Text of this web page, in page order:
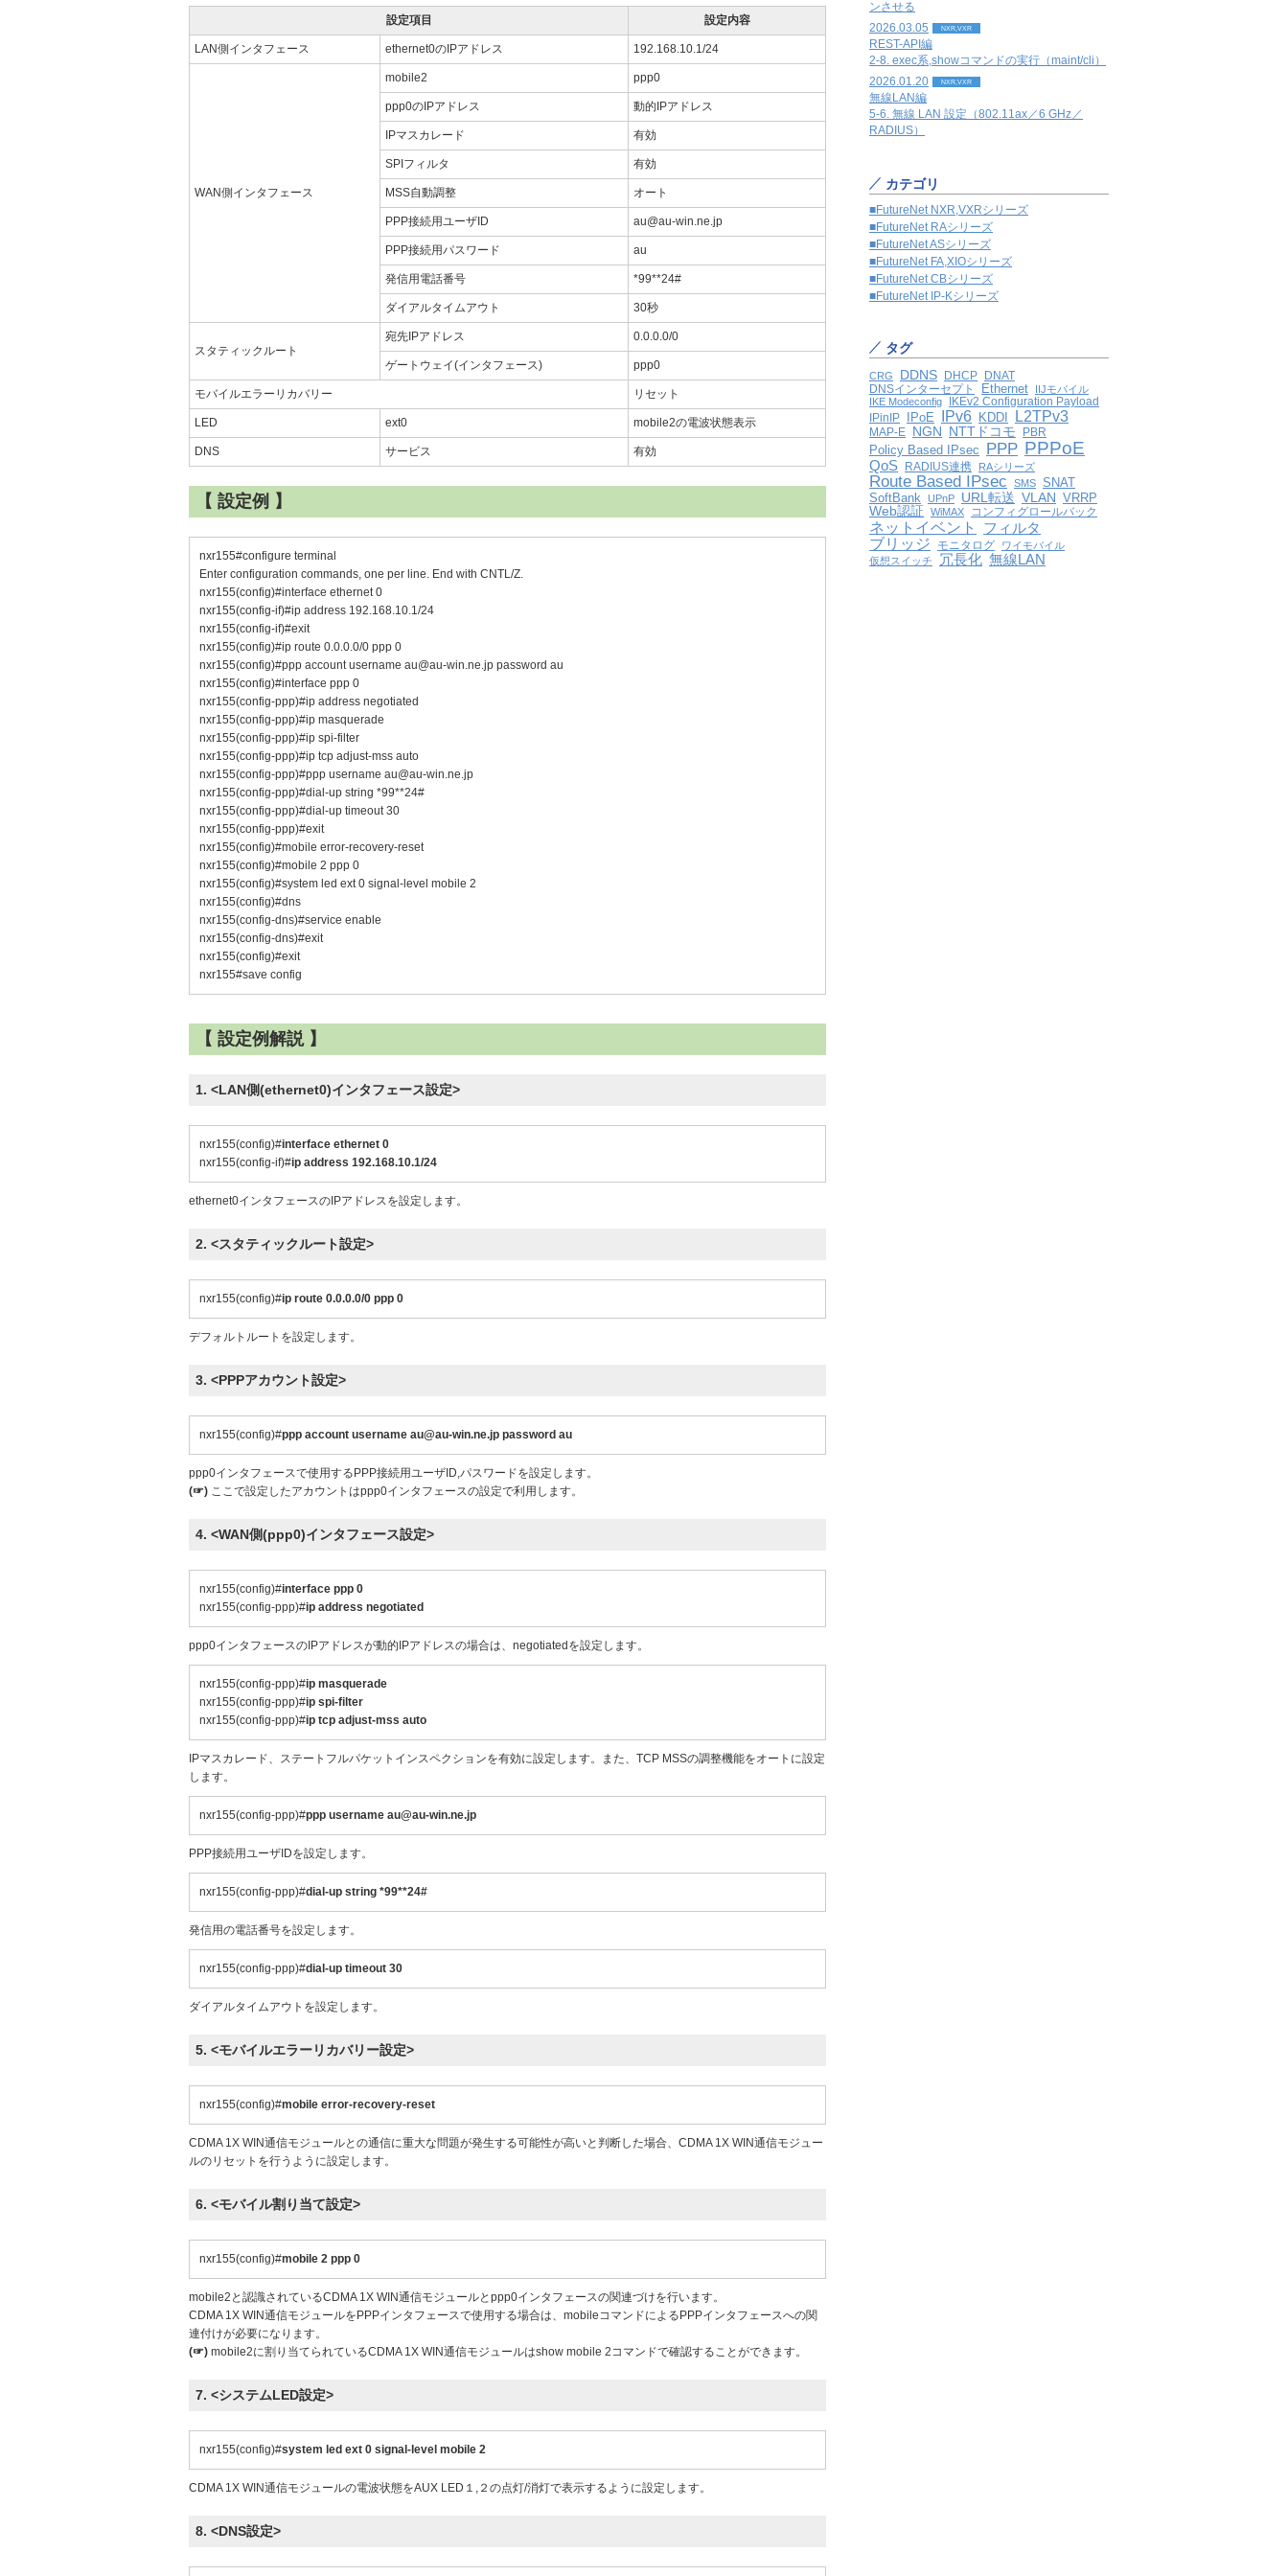
設定項目 設定内容
LAN側インタフェース ethernet0のIPアドレス 192.168.10.1/24
WAN側インタフェース
mobile2 ppp0
ppp0のIPアドレス 動的IPアドレス
IPマスカレード 有効
SPIフィルタ 有効
MSS自動調整 オート
PPP接続用ユーザID au@au-win.ne.jp
PPP接続用パスワード au
発信用電話番号 *99**24#
ダイアルタイムアウト 30秒
スタティックルート
宛先IPアドレス 0.0.0.0/0
ゲートウェイ(インタフェース) ppp0
モバイルエラーリカバリー リセット
LED ext0 mobile2の電波状態表示
DNS サービス 有効
【 設定例 】
nxr155#configure terminal
Enter configuration commands, one per line. End with CNTL/Z.
nxr155(config)#interface ethernet 0
nxr155(config-if)#ip address 192.168.10.1/24
nxr155(config-if)#exit
nxr155(config)#ip route 0.0.0.0/0 ppp 0
nxr155(config)#ppp account username au@au-win.ne.jp password au
nxr155(config)#interface ppp 0
nxr155(config-ppp)#ip address negotiated
nxr155(config-ppp)#ip masquerade
nxr155(config-ppp)#ip spi-filter
nxr155(config-ppp)#ip tcp adjust-mss auto
nxr155(config-ppp)#ppp username au@au-win.ne.jp
nxr155(config-ppp)#dial-up string *99**24#
nxr155(config-ppp)#dial-up timeout 30
nxr155(config-ppp)#exit
nxr155(config)#mobile error-recovery-reset
nxr155(config)#mobile 2 ppp 0
nxr155(config)#system led ext 0 signal-level mobile 2
nxr155(config)#dns
nxr155(config-dns)#service enable
nxr155(config-dns)#exit
nxr155(config)#exit
nxr155#save config
【 設定例解説 】
1. <LAN側(ethernet0)インタフェース設定>
nxr155(config)#interface ethernet 0
nxr155(config-if)#ip address 192.168.10.1/24
ethernet0インタフェースのIPアドレスを設定します。
2. <スタティックルート設定>
nxr155(config)#ip route 0.0.0.0/0 ppp 0
デフォルトルートを設定します。
3. <PPPアカウント設定>
nxr155(config)#ppp account username au@au-win.ne.jp password au
ppp0インタフェースで使用するPPP接続用ユーザID,パスワードを設定します。
(☞) ここで設定したアカウントはppp0インタフェースの設定で利用します。
4. <WAN側(ppp0)インタフェース設定>
nxr155(config)#interface ppp 0
nxr155(config-ppp)#ip address negotiated
ppp0インタフェースのIPアドレスが動的IPアドレスの場合は、negotiatedを設定します。
nxr155(config-ppp)#ip masquerade
nxr155(config-ppp)#ip spi-filter
nxr155(config-ppp)#ip tcp adjust-mss auto
IPマスカレード、ステートフルパケットインスペクションを有効に設定します。また、TCP MSSの調整機能をオートに設定
します。
nxr155(config-ppp)#ppp username au@au-win.ne.jp
PPP接続用ユーザIDを設定します。
nxr155(config-ppp)#dial-up string *99**24#
発信用の電話番号を設定します。
nxr155(config-ppp)#dial-up timeout 30
ダイアルタイムアウトを設定します。
5. <モバイルエラーリカバリー設定>
nxr155(config)#mobile error-recovery-reset
CDMA 1X WIN通信モジュールとの通信に重大な問題が発生する可能性が高いと判断した場合、CDMA 1X WIN通信モジュー
ルのリセットを行うように設定します。
6. <モバイル割り当て設定>
nxr155(config)#mobile 2 ppp 0
mobile2と認識されているCDMA 1X WIN通信モジュールとppp0インタフェースの関連づけを行います。
CDMA 1X WIN通信モジュールをPPPインタフェースで使用する場合は、mobileコマンドによるPPPインタフェースへの関
連付けが必要になります。
(☞) mobile2に割り当てられているCDMA 1X WIN通信モジュールはshow mobile 2コマンドで確認することができます。
7. <システムLED設定>
nxr155(config)#system led ext 0 signal-level mobile 2
CDMA 1X WIN通信モジュールの電波状態をAUX LED１,２の点灯/消灯で表示するように設定します。
8. <DNS設定>
ンさせる
2026.03.05
NXR,VXR
REST-API編
2-8. exec系,showコマンドの実行（maint/cli）
2026.01.20
NXR,VXR
無線LAN編
5-6. 無線 LAN 設定（802.11ax／6 GHz／
RADIUS）
カテゴリ
■FutureNet NXR,VXRシリーズ
■FutureNet RAシリーズ
■FutureNet ASシリーズ
■FutureNet FA,XIOシリーズ
■FutureNet CBシリーズ
■FutureNet IP-Kシリーズ
タグ
CRG DDNS DHCP DNAT
DNSインターセプト Ethernet
IIJモバイル
IKE Modeconfig
IKEv2 Configuration Payload
IPinIP
IPoE IPv6 KDDI L2TPv3
MAP-E NGN NTTドコモ PBR
Policy Based IPsec PPP PPPoE
QoS RADIUS連携 RAシリーズ
Route Based IPsec SMS SNAT
SoftBank UPnP URL転送 VLAN VRRP
Web認証
WiMAX コンフィグロールバック
ネットイベント
フィルタ
ブリッジ
モニタログ
ワイモバイル
仮想スイッチ
冗長化 無線LAN